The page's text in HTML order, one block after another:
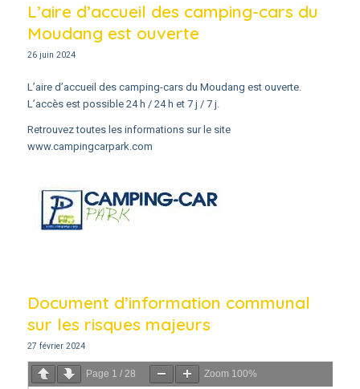
L’aire d’accueil des camping-cars du
Moudang est ouverte
26 juin 2024
L’aire d’accueil des camping-cars du Moudang est ouverte.
L’accès est possible 24 h / 24 h et 7 j / 7 j.
Retrouvez toutes les informations sur le site
www.campingcarpark.com
Document d’information communal
sur les risques majeurs
27 février 2024
Page 1 / 28 Zoom 100%